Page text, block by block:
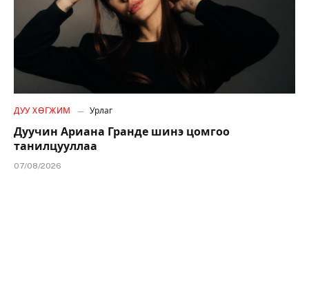
ДУУ ХӨГЖИМ Урлаг
Дуучин Ариана Гранде шинэ цомгоо
танилцууллаа
07/08/2026